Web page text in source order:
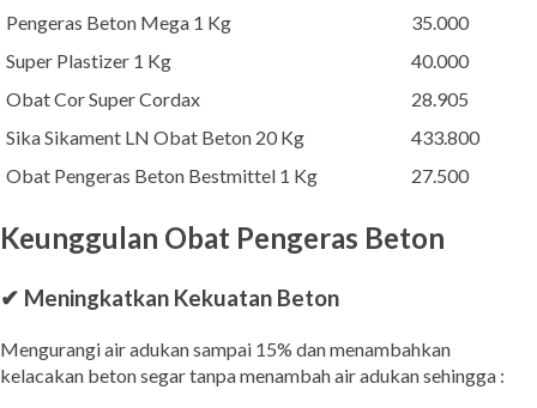
Pengeras Beton Mega 1 Kg
35.000
Super Plastizer 1 Kg
40.000
Obat Cor Super Cordax
28.905
Sika Sikament LN Obat Beton 20 Kg
433.800
Obat Pengeras Beton Bestmittel 1 Kg
27.500
Keunggulan Obat Pengeras Beton
✔ Meningkatkan Kekuatan Beton
Mengurangi air adukan sampai 15% dan menambahkan
kelacakan beton segar tanpa menambah air adukan sehingga :